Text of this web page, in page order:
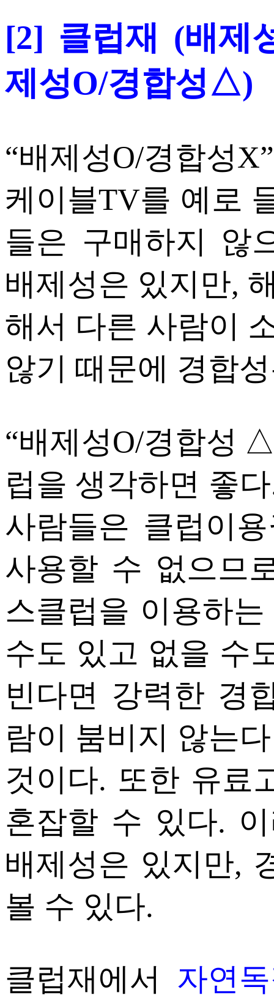
[2] 클럽재 (배제
제성O/경합성△)
“배제성O/경합성
케이블TV를 예로
들은 구매하지 않
배제성은 있지만,
해서 다른 사람이
않기 때문에 경합
“배제성O/경합성
럽을 생각하면 좋
사람들은 클럽이
사용할 수 없으므
스클럽을 이용하
수도 있고 없을 수
빈다면 강력한 경
람이 붐비지 않는
것이다. 또한 유료
혼잡할 수 있다.
배제성은 있지만,
볼 수 있다.
클럽재에서 자연